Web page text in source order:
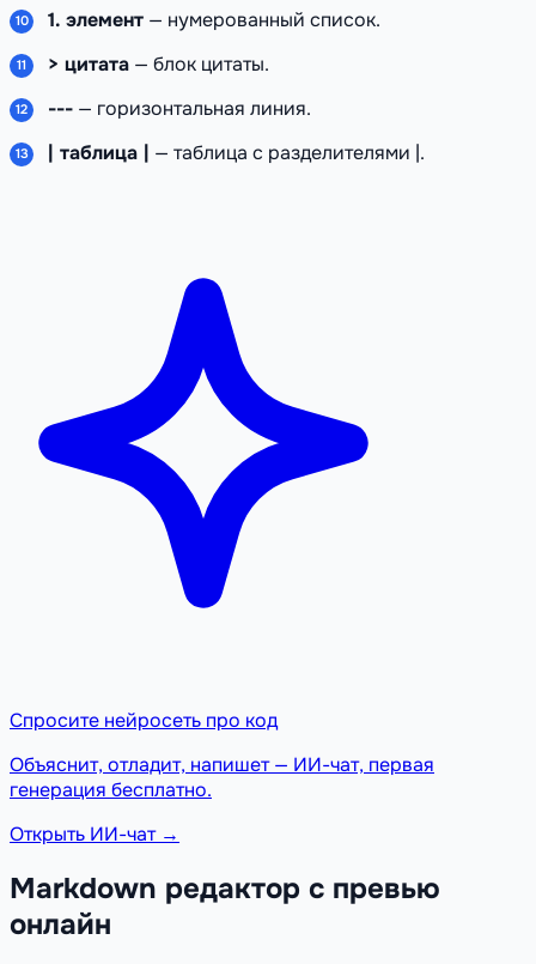
1. элемент — нумерованный список.
> цитата — блок цитаты.
--- — горизонтальная линия.
| таблица | — таблица с разделителями |.
Спросите нейросеть про код
Объяснит, отладит, напишет — ИИ-чат, первая
генерация бесплатно.
Открыть ИИ-чат →
Markdown редактор с превью
онлайн